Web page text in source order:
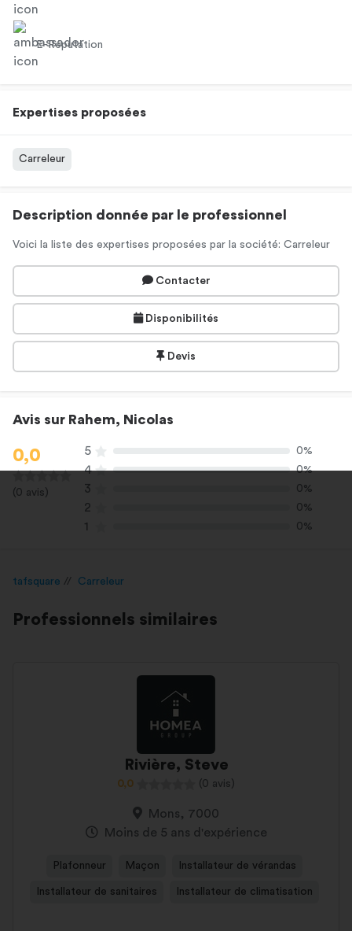
E-Réputation
Expertises proposées
Carreleur
Description donnée par le professionnel
Voici la liste des expertises proposées par la société: Carreleur
Contacter
Disponibilités
Devis
Avis sur Rahem, Nicolas
0,0
(0 avis)
5 0%
4 0%
3 0%
2 0%
1 0%
tafsquare Carreleur
Professionnels similaires
Rivière, Steve
0,0 (0 avis)
Mons, 7000
Moins de 5 ans d'expérience
Plafonneur Maçon Installateur de vérandas
Installateur de sanitaires Installateur de climatisation